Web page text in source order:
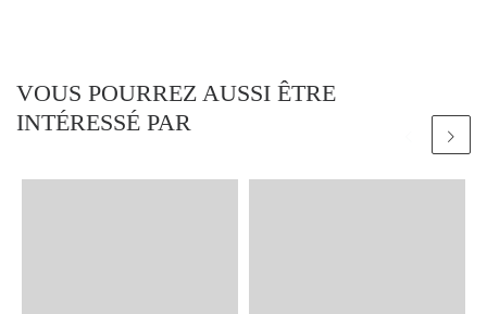
VOUS POURREZ AUSSI ÊTRE
INTÉRESSÉ PAR